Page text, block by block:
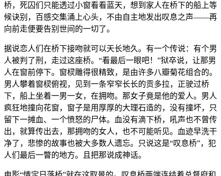
桥，死囚们只能透过小窗看看蓝天，想到家人在桥下的船上等
候诀别，百感交集涌上心头，不由自主地发出叹息之声——再
向前走便要告别世间的一切了。
据说恋人们在桥下接吻就可以天长地久。有一个传说：有个男
人被判了刑，走过这座桥。“看最后一眼吧！”狱卒说，让那男
人在窗前停下。窗棂雕得很精致，是由许多八瓣菊花组合的。
男人攀着窗棂俯视，见到一条窄窄长长的贡多拉，正驶过桥
下，船上坐着一男一女，在拥吻。那女子竟是他的爱人。男人
疯狂地撞向花窗，窗子是用厚厚的大理石造的，没有撞坏，只
留下一摊血、一个愤怒的尸体。血没有滴下桥，吼声也不曾传
出，就算传出去，那拥吻的女人，也不可能听见。血迹早洗干
净了，悲惨的故事也被大多数人遗忘。只说这是“叹息桥”，犯
人们最后一瞥的地方。且把那说成神话。